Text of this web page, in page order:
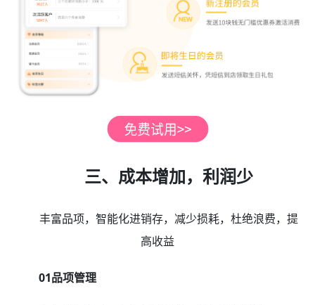
三、成本增加，利润少
丰富品项，智能化进销存，减少损耗，杜绝浪费，提
高收益
01品项管理